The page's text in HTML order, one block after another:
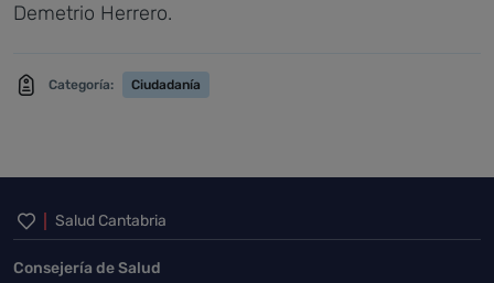
Demetrio Herrero.
Categoría: Ciudadanía
Inicio del pie de página
Salud Cantabria
Consejería de Salud